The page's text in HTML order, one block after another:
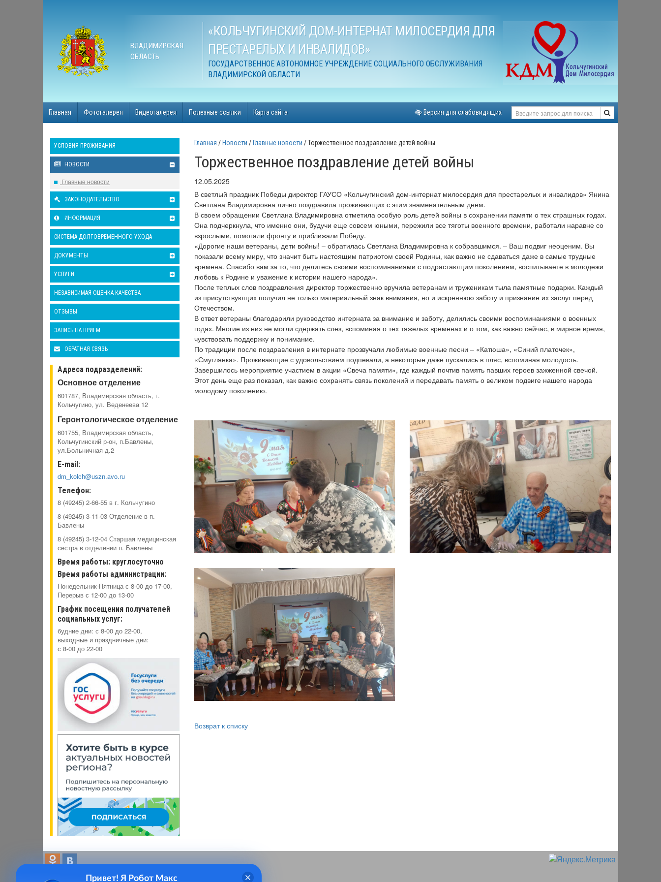
ВЛАДИМИРСКАЯ
ОБЛАСТЬ
«КОЛЬЧУГИНСКИЙ ДОМ-ИНТЕРНАТ МИЛОСЕРДИЯ ДЛЯ
ПРЕСТАРЕЛЫХ И ИНВАЛИДОВ»
ГОСУДАРСТВЕННОЕ АВТОНОМНОЕ УЧРЕЖДЕНИЕ СОЦИАЛЬНОГО ОБСЛУЖИВАНИЯ
ВЛАДИМИРСКОЙ ОБЛАСТИ
Главная Фотогалерея Видеогалерея Полезные ссылки Карта сайта Версия для слабовидящих
УСЛОВИЯ ПРОЖИВАНИЯ
НОВОСТИ
Главные новости
ЗАКОНОДАТЕЛЬСТВО
ИНФОРМАЦИЯ
СИСТЕМА ДОЛГОВРЕМЕННОГО УХОДА
ДОКУМЕНТЫ
УСЛУГИ
НЕЗАВИСИМАЯ ОЦЕНКА КАЧЕСТВА
ОТЗЫВЫ
ЗАПИСЬ НА ПРИЕМ
ОБРАТНАЯ СВЯЗЬ
Адреса подразделений:
Основное отделение
601787, Владимирская область, г.
Кольчугино, ул. Веденеева 12
Геронтологическое отделение
601755, Владимирская область,
Кольчугинский р-он, п.Бавлены,
ул.Больничная д.2
E-mail:
dm_kolch@uszn.avo.ru
Телефон:
8 (49245) 2-66-55 в г. Кольчугино
8 (49245) 3-11-03 Отделение в п.
Бавлены
8 (49245) 3-12-04 Старшая медицинская
сестра в отделении п. Бавлены
Время работы: круглосуточно
Время работы администрации:
Понедельник-Пятница с 8-00 до 17-00,
Перерыв с 12-00 до 13-00
График посещения получателей
социальных услуг:
будние дни: с 8-00 до 22-00,
выходные и праздничные дни:
с 8-00 до 22-00
Главная Новости Главные новости Торжественное поздравление детей войны
Торжественное поздравление детей войны
12.05.2025
В светлый праздник Победы директор ГАУСО «Кольчугинский дом-интернат милосердия для престарелых и инвалидов» Янина
Светлана Владимировна лично поздравила проживающих с этим знаменательным днем.
В своем обращении Светлана Владимировна отметила особую роль детей войны в сохранении памяти о тех страшных годах.
Она подчеркнула, что именно они, будучи еще совсем юными, пережили все тяготы военного времени, работали наравне со
взрослыми, помогали фронту и приближали Победу.
«Дорогие наши ветераны, дети войны! – обратилась Светлана Владимировна к собравшимся. – Ваш подвиг неоценим. Вы
показали всему миру, что значит быть настоящим патриотом своей Родины, как важно не сдаваться даже в самые трудные
времена. Спасибо вам за то, что делитесь своими воспоминаниями с подрастающим поколением, воспитываете в молодежи
любовь к Родине и уважение к истории нашего народа».
После теплых слов поздравления директор торжественно вручила ветеранам и труженикам тыла памятные подарки. Каждый
из присутствующих получил не только материальный знак внимания, но и искреннюю заботу и признание их заслуг перед
Отечеством.
В ответ ветераны благодарили руководство интерната за внимание и заботу, делились своими воспоминаниями о военных
годах. Многие из них не могли сдержать слез, вспоминая о тех тяжелых временах и о том, как важно сейчас, в мирное время,
чувствовать поддержку и понимание.
По традиции после поздравления в интернате прозвучали любимые военные песни – «Катюша», «Синий платочек»,
«Смуглянка». Проживающие с удовольствием подпевали, а некоторые даже пускались в пляс, вспоминая молодость.
Завершилось мероприятие участием в акции «Свеча памяти», где каждый почтив память павших героев зажженной свечой.
Этот день еще раз показал, как важно сохранять связь поколений и передавать память о великом подвиге нашего народа
молодому поколению.
Возврат к списку
Привет! Я Робот Макс